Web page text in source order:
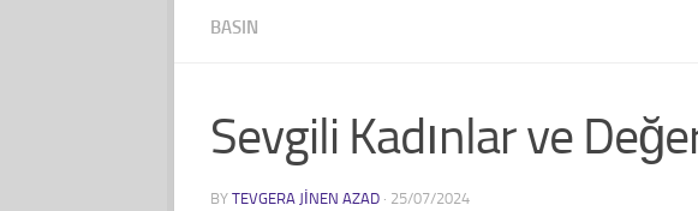
BASIN
Sevgili Kadınlar ve
BY TEVGERA JINEN AZAD · 25/07/2024